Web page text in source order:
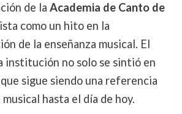
de la Academia de Canto de
como un hito en la
de la enseñanza musical. El
institución no solo se sintió en
sigue siendo una referencia
hasta el día de hoy.